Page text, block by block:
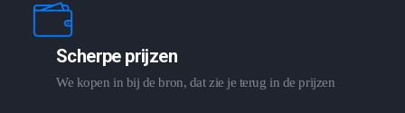
Scherpe prijzen
We kopen in bij de bron, dat zie je terug in de prijzen